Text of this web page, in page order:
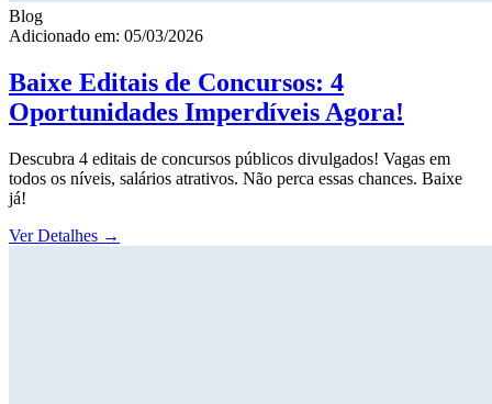
Blog
Adicionado em: 05/03/2026
Baixe Editais de Concursos: 4
Oportunidades Imperdíveis Agora!
Descubra 4 editais de concursos públicos divulgados! Vagas em
todos os níveis, salários atrativos. Não perca essas chances. Baixe
já!
Ver Detalhes →